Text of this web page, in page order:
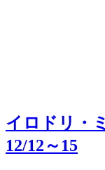
イロドリ・
12/12～15